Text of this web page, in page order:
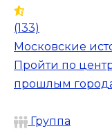
(133)
Московские
Пройти по
прошлым
Группа